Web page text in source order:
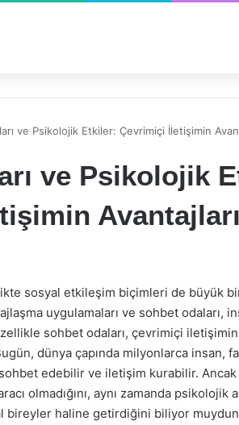
ve Psikolojik Etkiler: Çevrimiçi İletişimin
ve Psikolojik
Avantajları
sosyal etkileşim biçimleri de büyük
uygulamaları ve sohbet odaları,
sohbet odaları, çevrimiçi iletişimin
dünya çapında milyonlarca insan,
edebilir ve iletişim kurabilir. Ancak
olmadığını, aynı zamanda psikolojik
bireyler haline getirdiğini biliyor